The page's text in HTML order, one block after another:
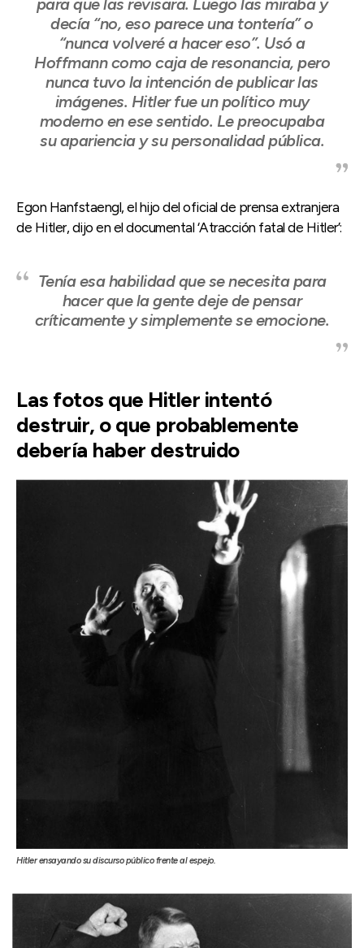
decía “no, eso parece una tontería” o
“nunca volveré a hacer eso”. Usó a
Hoffmann como caja de resonancia, pero
nunca tuvo la intención de publicar las
imágenes. Hitler fue un político muy
moderno en ese sentido. Le preocupaba
su apariencia y su personalidad pública.
Egon Hanfstaengl, el hijo del oficial de prensa extranjera
de Hitler, dijo en el documental ‘Atracción fatal de Hitler’:
Tenía esa habilidad que se necesita para
hacer que la gente deje de pensar
críticamente y simplemente se emocione.
Las fotos que Hitler intentó
destruir, o que probablemente
debería haber destruido
Hitler ensayando su discurso público frente al espejo.